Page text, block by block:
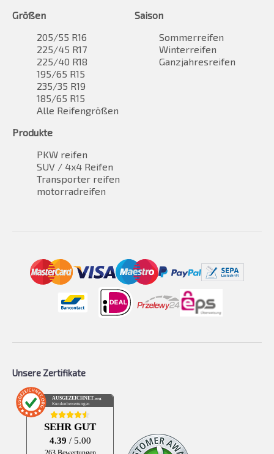
Größen
205/55 R16
225/45 R17
225/40 R18
195/65 R15
235/35 R19
185/65 R15
Alle Reifengrößen
Saison
Sommerreifen
Winterreifen
Ganzjahresreifen
Produkte
PKW reifen
SUV / 4x4 Reifen
Transporter reifen
motorradreifen
Unsere Zertifikate
AUSGEZEICHNET .org
Kundenbewertungen
SEHR GUT
4.39 / 5.00